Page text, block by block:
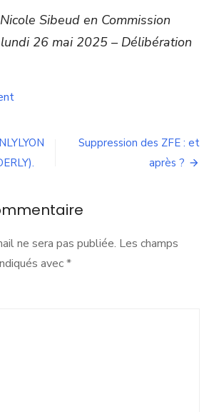
Sibeud en Commission
26 mai 2025 – Délibération
on
l’observatoire
AURA
Suppression des ZFE : et
après ?
ne sera pas publiée. Les champs
avec*